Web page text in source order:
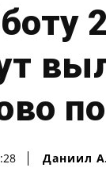
Даниил